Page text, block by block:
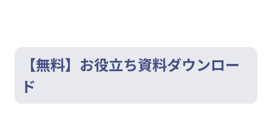
【無料】お役立ち資料ダウンロー
ド